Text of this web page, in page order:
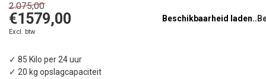
2.075,00
€1579,00
Excl. btw
Beschikbaarheid laden..
✓ 85 Kilo per 24 uur
✓ 20 kg opslagcapaciteit